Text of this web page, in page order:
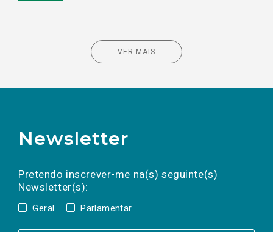
VER MAIS
Newsletter
Pretendo inscrever-me na(s) seguinte(s)
Newsletter(s):
Geral Parlamentar
a(s) newsletter(s).
mail